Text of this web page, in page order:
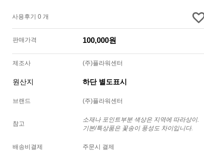
사용후기 0 개
판매가격 100,000원
제조사 (주)플라워센터
원산지 하단 별도표시
브랜드 (주)플라워센터
참고
소재나 포인트부분 색상은 지역에 따라상이.
기본/특상품은 꽃송이 풍성도 차이입니다.
배송비결제 주문시 결제